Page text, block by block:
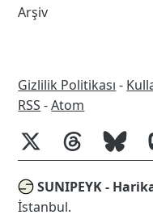
Arşiv
Gizlilik Politikası -
RSS
RSS -Atom
SUNIPEYK -
İstanbul.